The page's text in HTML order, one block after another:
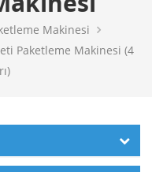
Makinesi
Paketleme Makinesi (4